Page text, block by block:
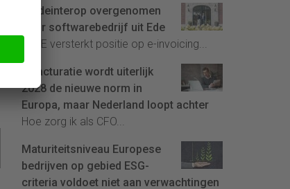
Tradeinterop overgenomen
door softwarebedrijf uit Ede
4CEE versterkt positie op e-invoicing...
E-facturatie wordt uiterlijk
2028 de nieuwe norm in
Europa, maar Nederland loopt achter
Hoe zorg ik als CFO...
Maturiteitsniveau Europese
bedrijven op gebied ESG-
criteria voldoet niet aan verwachtingen